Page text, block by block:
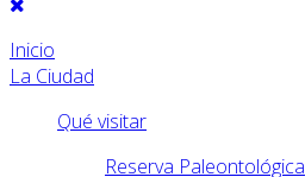
Inicio
La Ciudad
Qué visitar
Reserva Paleontológica